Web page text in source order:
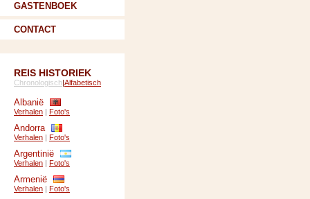
GASTENBOEK
CONTACT
REIS HISTORIEK
Chronologisch|Alfabetisch
Albanië
Verhalen | Foto's
Andorra
Verhalen | Foto's
Argentinië
Verhalen | Foto's
Armenië
Verhalen | Foto's